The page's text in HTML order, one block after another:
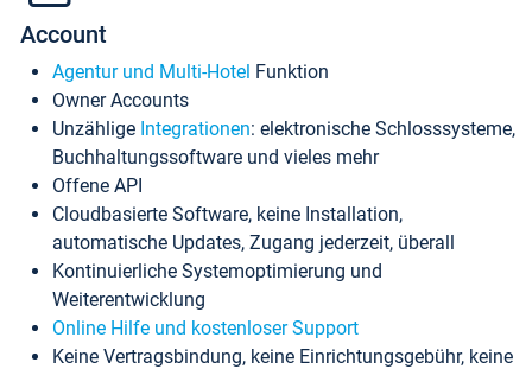
Account
Agentur und Multi-Hotel Funktion
Owner Accounts
Unzählige Integrationen: elektronische Schlosssysteme,
Buchhaltungssoftware und vieles mehr
Offene API
Cloudbasierte Software, keine Installation,
automatische Updates, Zugang jederzeit, überall
Kontinuierliche Systemoptimierung und
Weiterentwicklung
Online Hilfe und kostenloser Support
Keine Vertragsbindung, keine Einrichtungsgebühr, keine